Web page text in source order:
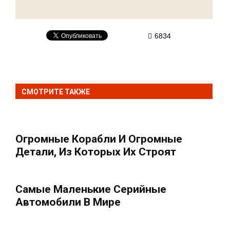
6834
СМОТРИТЕ ТАКЖЕ
Огромные Корабли И Огромные
Детали, Из Которых Их Строят
Самые Маленькие Серийные
Автомобили В Мире